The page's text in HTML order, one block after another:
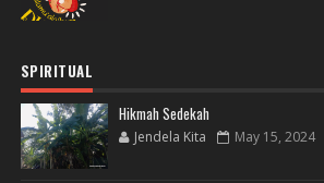
SPIRITUAL
Hikmah Sedekah
Jendela Kita May 15, 2024